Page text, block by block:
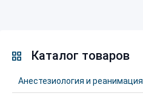
Каталог товаров
Анестезиология и реанимация